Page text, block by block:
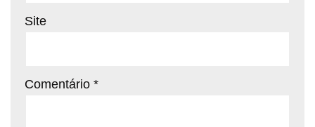
Site
Comentário *